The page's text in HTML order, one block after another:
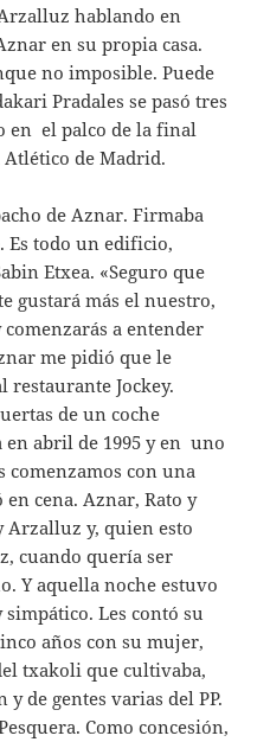
hablando en
en su propia casa.
no imposible. Puede
Pradales se pasó tres
en el palco de la final
Atlético de Madrid.
de Aznar. Firmaba
Es todo un edificio,
Etxea. «Seguro que
gustará más el nuestro,
a entender
me pidió que le
restaurante Jockey.
de un coche
en abril de 1995 y en uno
comenzamos con una
cena. Aznar, Rato y
Arzalluz y, quien esto
cuando quería ser
Y aquella noche estuvo
Les contó su
años con su mujer,
txakoli que cultivaba,
de gentes varias del PP.
Como concesión,